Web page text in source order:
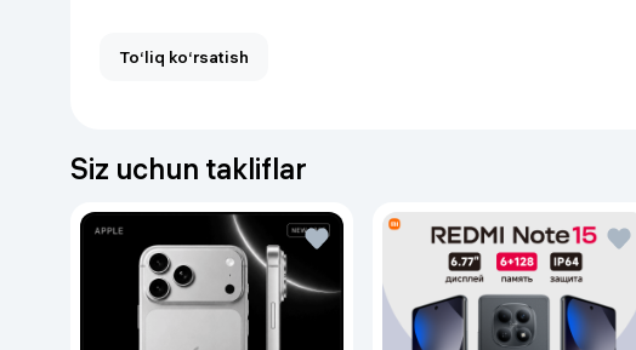
Разрешение
Работает в системе "умный дом" нет
PVR raqamli eshittirishni yozish bor
Технология экрана Direct LED
To‘liq ko‘rsatish
Siz uchun takliflar